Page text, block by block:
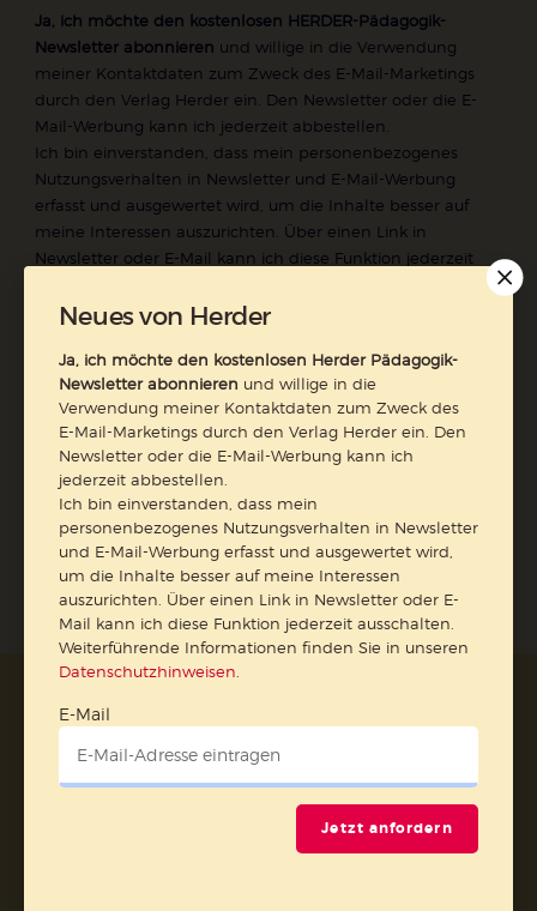
Ja, ich möchte den kostenlosen HERDER-Pädagogik-
Newsletter abonnieren und willige in die Verwendung
meiner Kontaktdaten zum Zweck des E-Mail-Marketings
durch den Verlag Herder ein. Den Newsletter oder die E-
Mail-Werbung kann ich jederzeit abbestellen.
Ich bin einverstanden, dass mein personenbezogenes
Nutzungsverhalten in Newsletter und E-Mail-Werbung
erfasst und ausgewertet wird, um die Inhalte besser auf
meine Interessen auszurichten. Über einen Link in
Newsletter oder E-Mail kann ich diese Funktion jederzeit
Weiterführende Informationen finden Sie in unseren
E-Mail
Barrierefreiheit
Impressum
Vertrag widerrufen
Neues von Herder
Ja, ich möchte den kostenlosen Herder Pädagogik-
Newsletter abonnieren und willige in die
Verwendung meiner Kontaktdaten zum Zweck des
E-Mail-Marketings durch den Verlag Herder ein. Den
Newsletter oder die E-Mail-Werbung kann ich
jederzeit abbestellen.
Ich bin einverstanden, dass mein
personenbezogenes Nutzungsverhalten in Newsletter
und E-Mail-Werbung erfasst und ausgewertet wird,
um die Inhalte besser auf meine Interessen
auszurichten. Über einen Link in Newsletter oder E-
Mail kann ich diese Funktion jederzeit ausschalten.
Weiterführende Informationen finden Sie in unseren
Datenschutzhinweisen
E-Mail
Jetzt anfordern